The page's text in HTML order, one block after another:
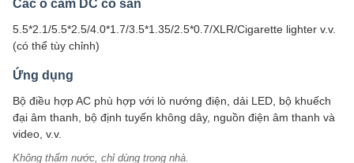
Các ổ cắm DC có sẵn
5.5*2.1/5.5*2.5/4.0*1.7/3.5*1.35/2.5*0.7/XLR/Cigarette lighter v.v.
(có thể tùy chỉnh)
Ứng dụng
Bộ điều hợp AC phù hợp với lò nướng điện, dải LED, bộ khuếch
đại âm thanh, bộ định tuyến không dây, nguồn điện âm thanh và
video, v.v.
Không thấm nước, chỉ dùng trong nhà.